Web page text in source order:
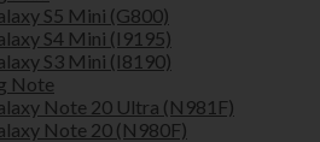
S5 Mini (G800)
S4 Mini (I9195)
S3 Mini (I8190)
Note
Note 20 Ultra (N981F)
Note 20 (N980F)